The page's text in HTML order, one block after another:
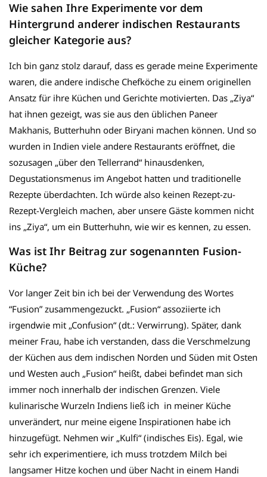
Wie sahen Ihre Experimente vor dem
Hintergrund anderer indischen Restaurants
gleicher Kategorie aus?
Ich bin ganz stolz darauf, dass es gerade meine Experimente
waren, die andere indische Chefköche zu einem originellen
Ansatz für ihre Küchen und Gerichte motivierten. Das „Ziya“
hat ihnen gezeigt, was sie aus den üblichen Paneer
Makhanis, Butterhuhn oder Biryani machen können. Und so
wurden in Indien viele andere Restaurants eröffnet, die
sozusagen „über den Tellerrand“ hinausdenken,
Degustationsmenus im Angebot hatten und traditionelle
Rezepte überdachten. Ich würde also keinen Rezept-zu-
Rezept-Vergleich machen, aber unsere Gäste kommen nicht
ins „Ziya“, um ein Butterhuhn, wie wir es kennen, zu essen.
Was ist Ihr Beitrag zur sogenannten Fusion-
Küche?
Vor langer Zeit bin ich bei der Verwendung des Wortes
“Fusion” zusammengezuckt. „Fusion“ assoziierte ich
irgendwie mit „Confusion“ (dt.: Verwirrung). Später, dank
meiner Frau, habe ich verstanden, dass die Verschmelzung
der Küchen aus dem indischen Norden und Süden mit Osten
und Westen auch „Fusion“ heißt, dabei befindet man sich
immer noch innerhalb der indischen Grenzen. Viele
kulinarische Wurzeln Indiens ließ ich in meiner Küche
unverändert, nur meine eigene Inspirationen habe ich
hinzugefügt. Nehmen wir „Kulfi“ (indisches Eis). Egal, wie
sehr ich experimentiere, ich muss trotzdem Milch bei
langsamer Hitze kochen und über Nacht in einem Handi